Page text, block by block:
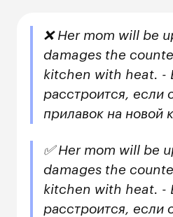
❌ Her mom will be
damages the
kitchen with heat. -
расстроится, если
прилавок на новой
✅ Her mom will be
damages the
kitchen with heat. -
расстроится, если